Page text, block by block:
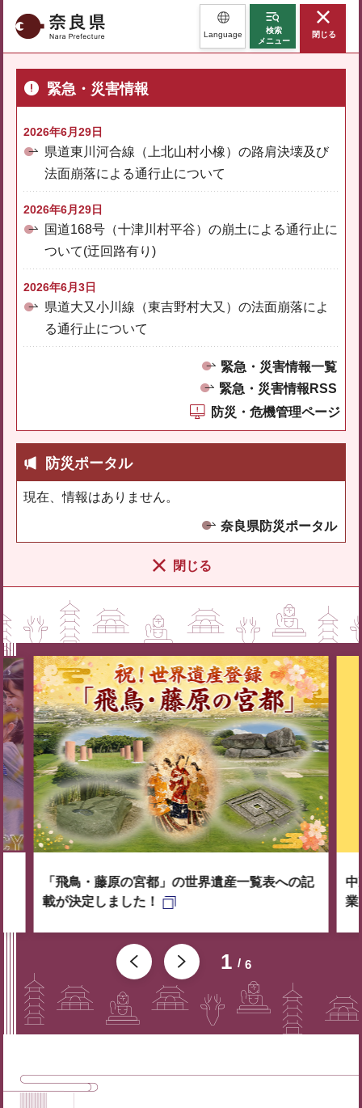
奈良県 Language
検索
メニュー
閉じる
緊急・災害情報
2026年6月29日
県道東川河合線（上北山村小橡）の路肩決壊及び
法面崩落による通行止について
2026年6月29日
国道168号（十津川村平谷）の崩土による通行止に
ついて(迂回路有り)
2026年6月3日
県道大又小川線（東吉野村大又）の法面崩落によ
る通行止について
緊急・災害情報一覧
緊急・災害情報RSS
防災・危機管理ページ
防災ポータル
現在、情報はありません。
奈良県防災ポータル
閉じる
1 6
「飛鳥・藤原の宮都」の世界遺産一覧表への記
載が決定しました！
中
業